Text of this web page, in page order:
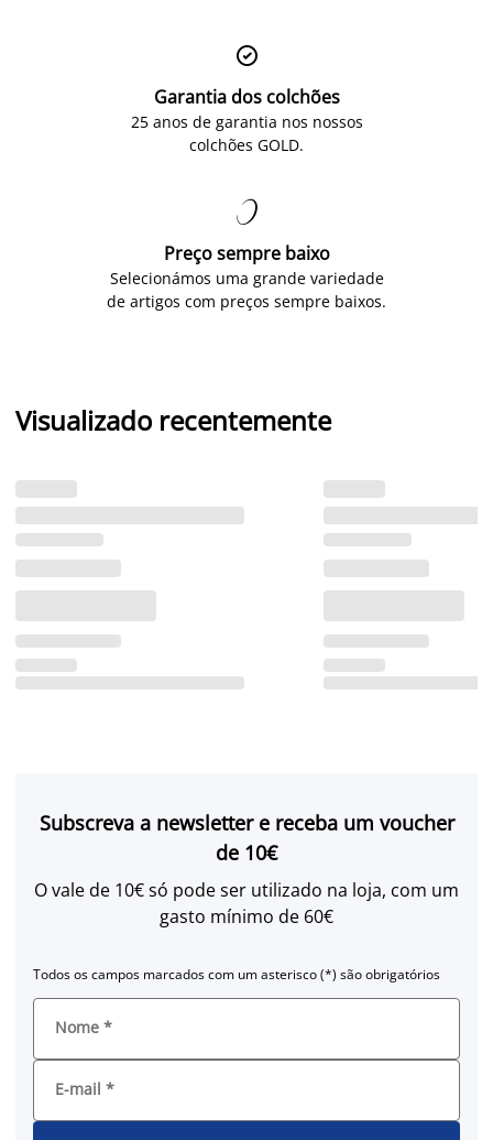

Garantia dos colchões
25 anos de garantia nos nossos
colchões GOLD.

Preço sempre baixo
Selecionámos uma grande variedade
de artigos com preços sempre baixos.
Visualizado recentemente
Subscreva a newsletter e receba um voucher
de 10€
O vale de 10€ só pode ser utilizado na loja, com um
gasto mínimo de 60€
Todos os campos marcados com um asterisco (*) são obrigatórios
Nome *
E-mail *